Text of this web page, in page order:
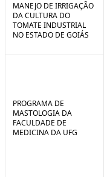
MANEJO DE IRRIGAÇÃO
DA CULTURA DO
TOMATE INDUSTRIAL
NO ESTADO DE GOIÁS
PROGRAMA DE
MASTOLOGIA DA
FACULDADE DE
MEDICINA DA UFG